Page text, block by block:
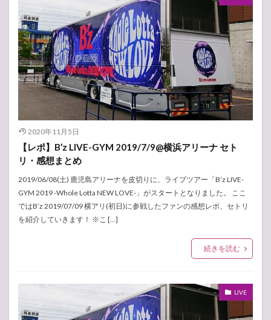
2020年11月5日
【レポ】B’z LIVE-GYM 2019/7/9@横浜アリーナ セト
リ・感想まとめ
2019/06/08(土) 鹿児島アリーナを皮切りに、ライブツアー「B’z LIVE-
GYM 2019 -Whole Lotta NEW LOVE-」がスタートとなりました。 ここ
ではB’z 2019/07/09 横アリ(初日)に参戦したファンの感想レポ、セトリ
を紹介していきます！ ※こ […]
続きを読む
LIVE